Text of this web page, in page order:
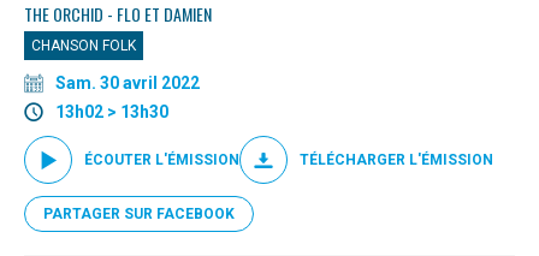
THE ORCHID - FLO ET DAMIEN
CHANSON FOLK
Sam. 30 avril 2022
13h02 > 13h30
ÉCOUTER L'ÉMISSION TÉLÉCHARGER L'ÉMISSION
PARTAGER SUR FACEBOOK